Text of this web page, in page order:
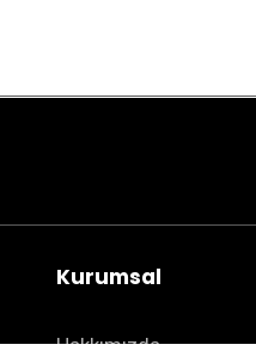
Kurumsal
Hakkımızda